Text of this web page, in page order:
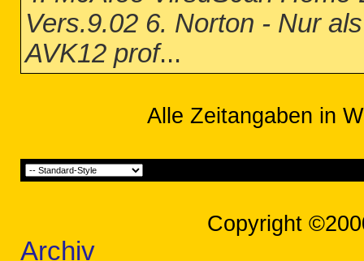
Vers.9.02 6. Norton - Nur
AVK12 prof...
Alle Zeitangaben in
Copyright
Archiv